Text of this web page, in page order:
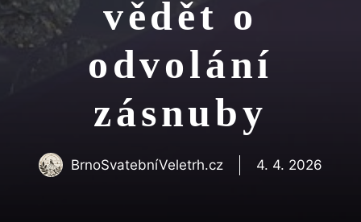
vědět o
odvolání
zásnuby
BrnoSvatebníVeletrh.cz 4. 4. 2026